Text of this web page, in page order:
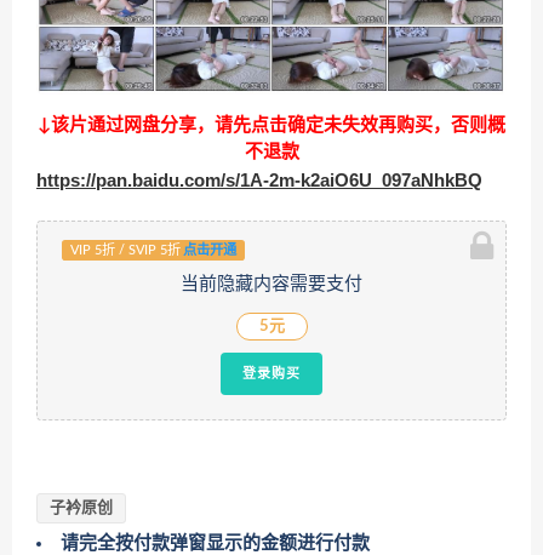
↓该片通过网盘分享，请先点击确定未失效再购买，否则概
不退款
https://pan.baidu.com/s/1A-2m-k2aiO6U_097aNhkBQ
VIP 5折 / SVIP 5折 点击开通
当前隐藏内容需要支付
5元
登录购买
子衿原创
请完全按付款弹窗显示的金额进行付款